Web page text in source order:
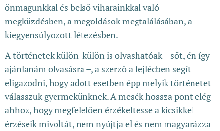
önmagunkkal és belső viharainkkal való
megküzdésben, a megoldások megtalálásában, a
kiegyensúlyozott létezésben.
A történetek külön-külön is olvashatóak – sőt, én így
ajánlanám olvasásra –, a szerző a fejlécben segít
eligazodni, hogy adott esetben épp melyik történetet
válasszuk gyermekünknek. A mesék hossza pont elég
ahhoz, hogy megfelelően érzékeltesse a kicsikkel
érzéseik mivoltát, nem nyújtja el és nem magyarázza